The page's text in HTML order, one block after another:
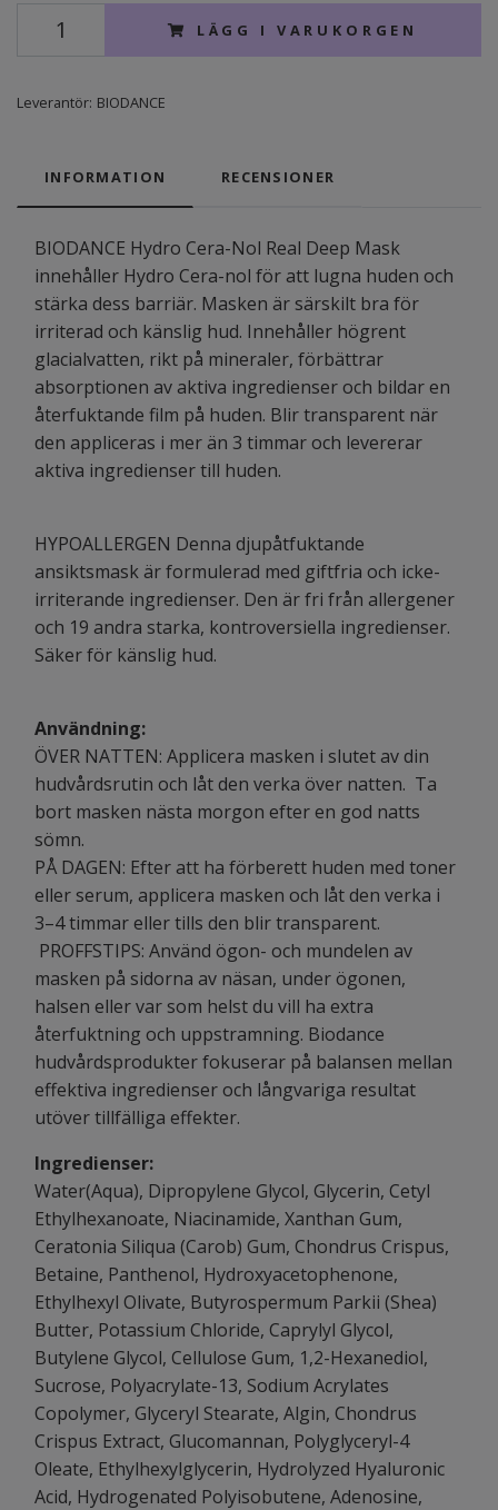
LÄGG I VARUKORGEN
Leverantör: BIODANCE
INFORMATION RECENSIONER
BIODANCE Hydro Cera-Nol Real Deep Mask
innehåller Hydro Cera-nol för att lugna huden och
stärka dess barriär. Masken är särskilt bra för
irriterad och känslig hud. Innehåller högrent
glacialvatten, rikt på mineraler, förbättrar
absorptionen av aktiva ingredienser och bildar en
återfuktande film på huden. Blir transparent när
den appliceras i mer än 3 timmar och levererar
aktiva ingredienser till huden.
HYPOALLERGEN Denna djupåtfuktande
ansiktsmask är formulerad med giftfria och icke-
irriterande ingredienser. Den är fri från allergener
och 19 andra starka, kontroversiella ingredienser.
Säker för känslig hud.
Användning:
ÖVER NATTEN: Applicera masken i slutet av din
hudvårdsrutin och låt den verka över natten. Ta
bort masken nästa morgon efter en god natts
sömn.
PÅ DAGEN: Efter att ha förberett huden med toner
eller serum, applicera masken och låt den verka i
3–4 timmar eller tills den blir transparent.
PROFFSTIPS: Använd ögon- och mundelen av
masken på sidorna av näsan, under ögonen,
halsen eller var som helst du vill ha extra
återfuktning och uppstramning. Biodance
hudvårdsprodukter fokuserar på balansen mellan
effektiva ingredienser och långvariga resultat
utöver tillfälliga effekter.
Ingredienser:
Water(Aqua), Dipropylene Glycol, Glycerin, Cetyl
Ethylhexanoate, Niacinamide, Xanthan Gum,
Ceratonia Siliqua (Carob) Gum, Chondrus Crispus,
Betaine, Panthenol, Hydroxyacetophenone,
Ethylhexyl Olivate, Butyrospermum Parkii (Shea)
Butter, Potassium Chloride, Caprylyl Glycol,
Butylene Glycol, Cellulose Gum, 1,2-Hexanediol,
Sucrose, Polyacrylate-13, Sodium Acrylates
Copolymer, Glyceryl Stearate, Algin, Chondrus
Crispus Extract, Glucomannan, Polyglyceryl-4
Oleate, Ethylhexylglycerin, Hydrolyzed Hyaluronic
Acid, Hydrogenated Polyisobutene, Adenosine,